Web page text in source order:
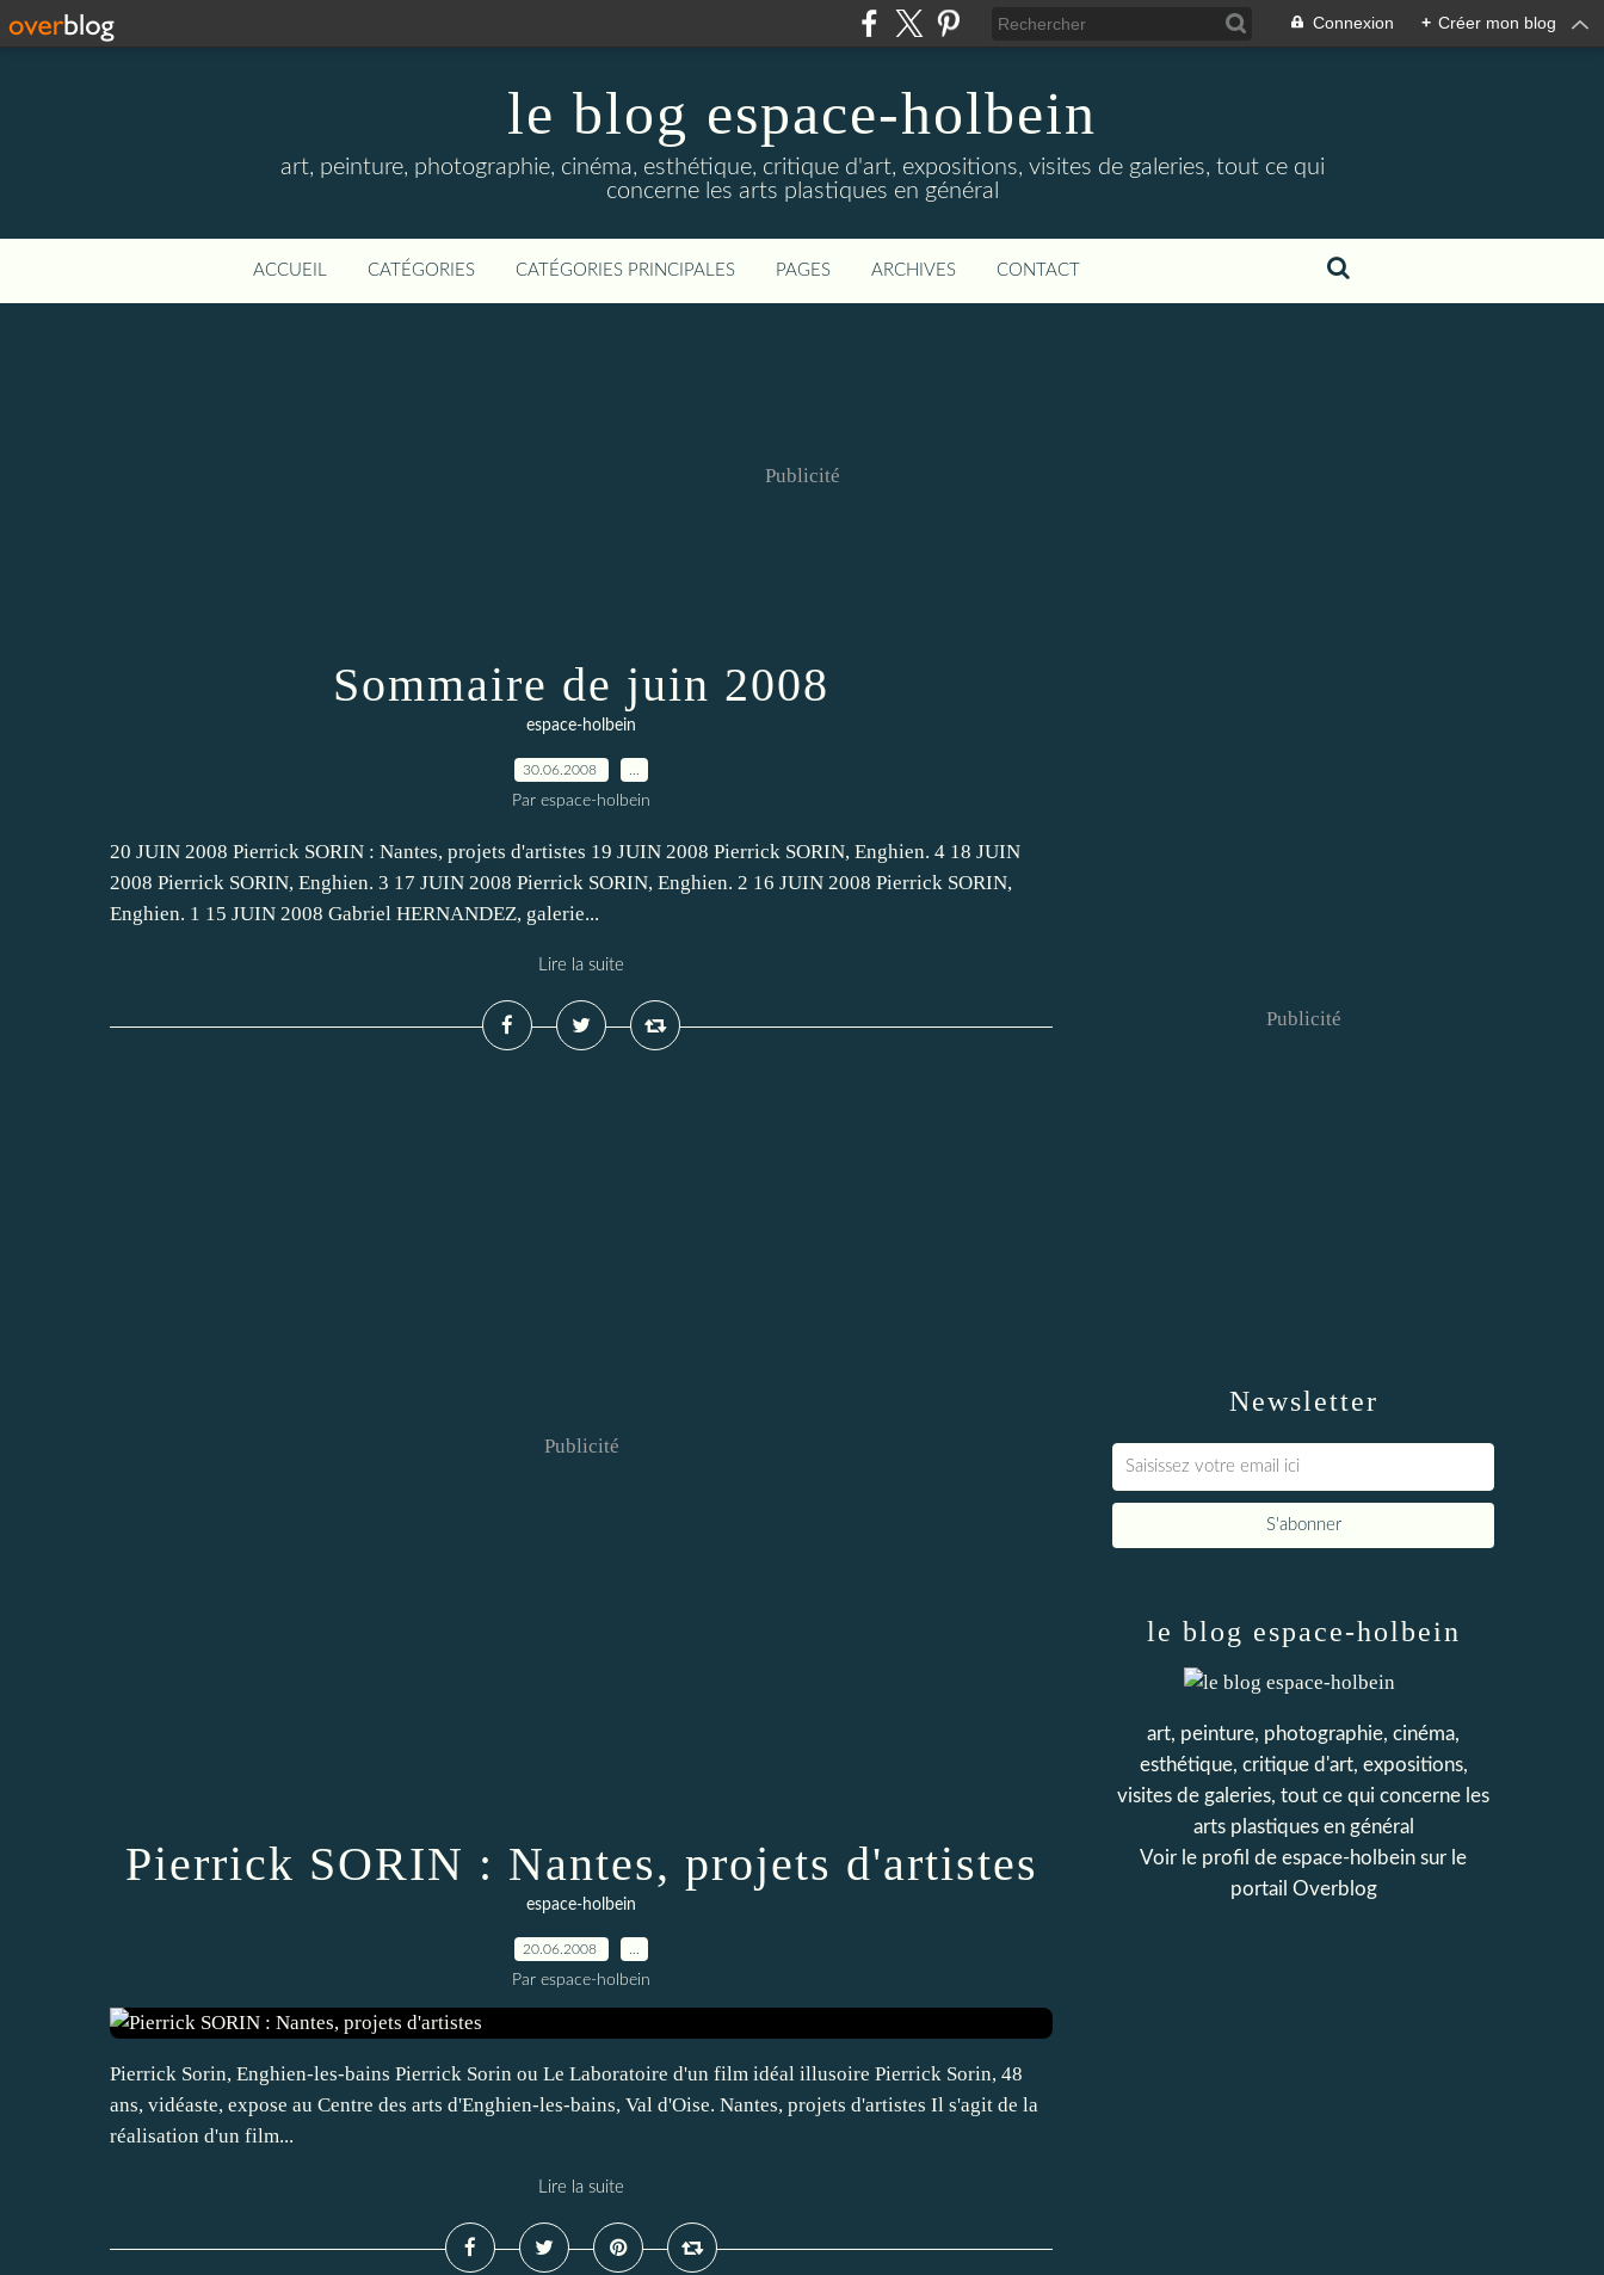
Connexion + Créer mon blog
le blog espace-holbein
art, peinture, photographie, cinéma, esthétique, critique d'art, expositions, visites de galeries, tout ce qui
concerne les arts plastiques en général
ACCUEIL CATÉGORIES CATÉGORIES PRINCIPALES PAGES ARCHIVES CONTACT
Publicité
Sommaire de juin 2008
espace-holbein
30.06.2008
Par espace-holbein
20 JUIN 2008 Pierrick SORIN : Nantes, projets d'artistes 19 JUIN 2008 Pierrick SORIN, Enghien. 4 18 JUIN
2008 Pierrick SORIN, Enghien. 3 17 JUIN 2008 Pierrick SORIN, Enghien. 2 16 JUIN 2008 Pierrick SORIN,
Enghien. 1 15 JUIN 2008 Gabriel HERNANDEZ, galerie...
Lire la suite
Publicité
Pierrick SORIN : Nantes, projets d'artistes
espace-holbein
20.06.2008
Par espace-holbein
Pierrick Sorin, Enghien-les-bains Pierrick Sorin ou Le Laboratoire d'un film idéal illusoire Pierrick Sorin, 48
ans, vidéaste, expose au Centre des arts d'Enghien-les-bains, Val d'Oise. Nantes, projets d'artistes Il s'agit de la
réalisation d'un film...
Lire la suite
Newsletter
Publicité
le blog espace-holbein
art, peinture, photographie, cinéma,
esthétique, critique d'art, expositions,
visites de galeries, tout ce qui concerne les
arts plastiques en général
Voir le profil de espace-holbein sur le
portail Overblog